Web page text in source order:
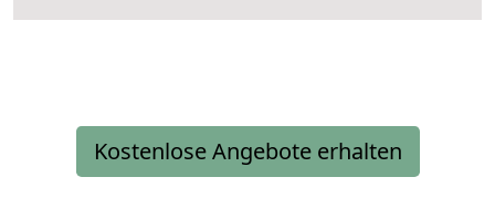
Kostenlose Angebote erhalten